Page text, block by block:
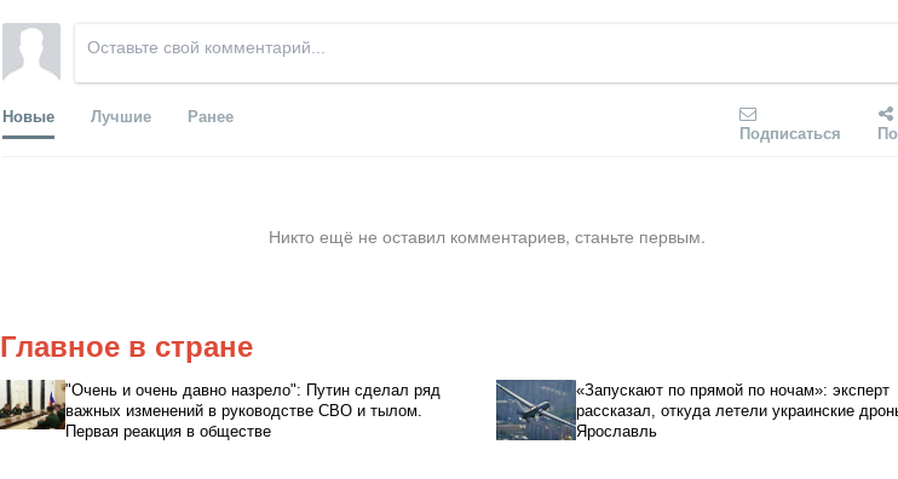
Новые Лучшие Ранее
Подписаться
Никто ещё не оставил комментариев, станьте первым.
Главное в стране
"Очень и очень давно назрело": Путин сделал ряд
важных изменений в руководстве СВО и тылом.
Первая реакция в обществе
«Запускают по прямой по ночам»: эксперт
рассказал, откуда летели украинские
Ярославль